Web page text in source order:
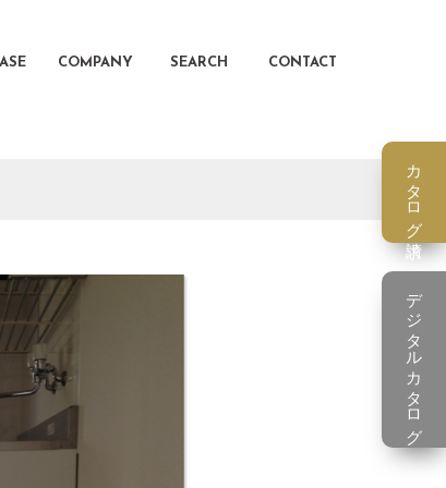
COMPANY SEARCH CONTACT
カタログ請求
デジタルカタログ